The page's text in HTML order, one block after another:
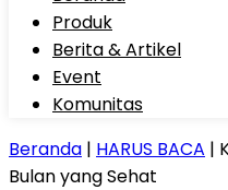
Produk
Berita & Artikel
Event
Komunitas
Beranda | HARUS BACA |
Bulan yang Sehat